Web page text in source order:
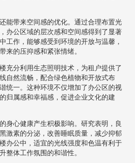
能带来空间感的优化。通过合理布置光
办公区域的层次感和空间感得到了显著
工作，能够感受到环境的开放与温馨，
来的压抑感和紧张情绪。
充分利用生态照明技术，为租户提供了
自然流畅，配合绿色植物和开放式布
统一。这种环境不仅增加了办公区的视
归属感和幸福感，促进企业文化的建
身心健康产生积极影响。研究表明，良
激素的分泌，改善睡眠质量，减少抑郁
办公中，适宜的光线强度和色温有利于
整体工作氛围的和谐性。